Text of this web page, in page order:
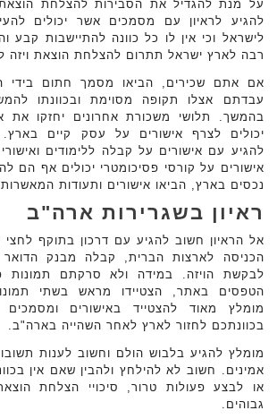
על מנת להגדיל את הסבירות להצלחת הוצאת
להגיע לראיון עם מסמכים אשר יכולים
לישראל וכי אין לו כל כוונה להתיישבות קבע
רבה לארץ ישראל תתרום להצלחת הוצאת ויזה
אם אתם שכירים, הביאו מסמך חתום בידי
עבדתם אצלו תקופה מסוימת ובכוונתו
בהמשך. תלושי משכורת אחרונים יחזקו את
יכולים לצרף אישורים על עסק קיים בארץ.
להגיע עם אישורים על קבלה ללימודים
אישורים על קורסי פסיכומטרי יכולים אף הם
נכסים בארץ, הביאו אישורים ותעודות
ראיון בשגרירות ארה"ב
אל הראיון חשוב להגיע עם דרכון בתוקף
הכניסה לארצות הברית, קבלה מבנק
לבקשת הויזה. במידה ולא סרקתם תמונות
הטפסים באתר, הצטיידו מראש בשתי
מומלץ מאוד להצטייד באישורים ומסמכים
בכוונתכם לחזור לארץ לאחר השהייה בארה"ב.
מומלץ להגיע בלבוש הולם וחשוב לענות תשובות
אמינים. חשוב לא להילחץ ולהבין שאם אין
או לבצע פעולות טרור, סיכויי הצלחת
גבוהים.